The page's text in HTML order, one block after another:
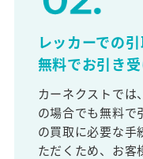
レッカーでの
無料でお引き
カーネクストでは
の場合でも無料で
の買取に必要な手
ただくため、お客